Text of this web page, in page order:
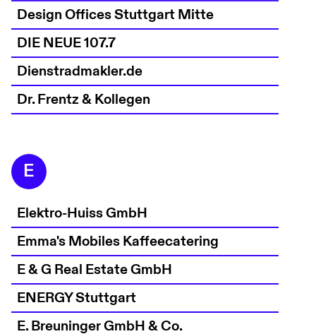
Design Offices Stuttgart Mitte
DIE NEUE 107.7
Dienstradmakler.de
Dr. Frentz & Kollegen
E
Elektro-Huiss GmbH
Emma's Mobiles Kaffeecatering
E & G Real Estate GmbH
ENERGY Stuttgart
E. Breuninger GmbH & Co.